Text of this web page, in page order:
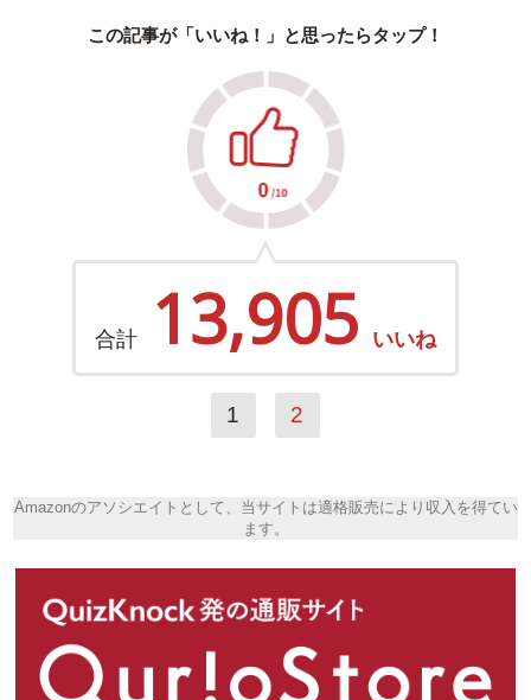
この記事が「いいね！」と思ったらタップ！
合計 13,905 いいね
1 2
Amazonのアソシエイトとして、当サイトは適格販売により収入を得てい
ます。